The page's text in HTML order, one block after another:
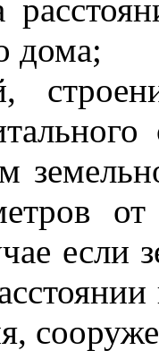
дома;
от